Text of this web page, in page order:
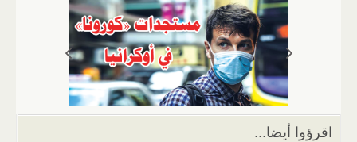
k
er
e
dI
n
g
er
gr
a
m
s
A
p
p
اقرؤوا أيضا...